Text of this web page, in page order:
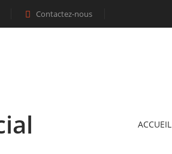
 Contactez-nous
ACCUEIL